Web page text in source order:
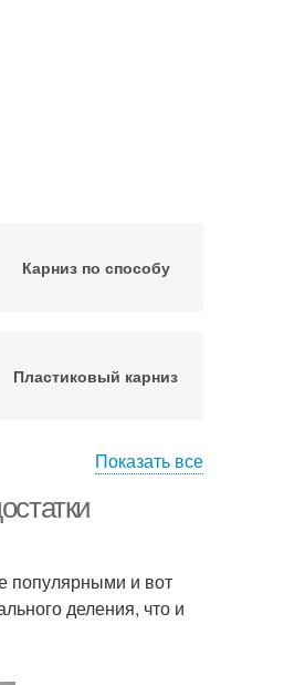
Карниз по способу
Пластиковый карниз
Карниз к бетонному
потолку
Показать все
популярными и вот
деления, что и